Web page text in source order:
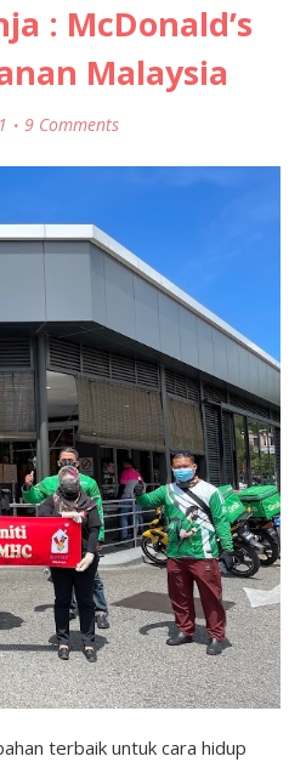
: McDonald’s
Malaysia
9 Comments
terbaik untuk cara hidup